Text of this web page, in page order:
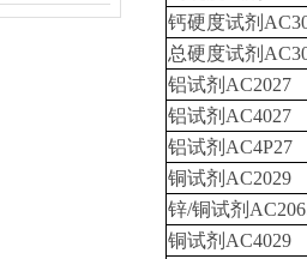
钙硬度试剂
总硬度试剂
铝试剂AC2027
铝试剂AC4027
铝试剂AC4P27
铜试剂AC2029
锌/铜试剂
铜试剂AC4029